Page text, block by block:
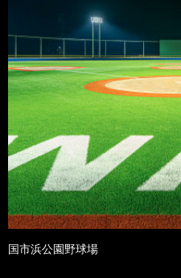
国市浜公園野球場